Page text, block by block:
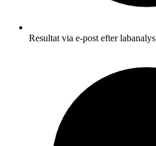
Resultat via e-post efter labanalys